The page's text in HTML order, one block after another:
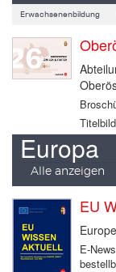
Erwachsenenbildung
Europa
Alle anzeigen
EU
E-